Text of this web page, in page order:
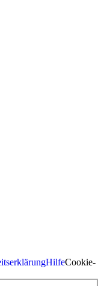
HilfeCookie-